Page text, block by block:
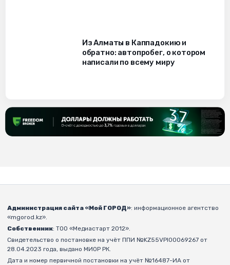
Из Алматы в Каппадокию и
обратно: автопробег, о котором
написали по всему миру
Администрация сайта «Мой ГОРОД»: информационное агентство
«mgorod.kz».
Собственник: ТОО «Медиастарт 2012».
Свидетельство о постановке на учёт ППИ №KZ55VPI00069267 от
28.04.2023 года, выдано МИОР РК.
Дата и номер первичной постановки на учёт №16487-ИА от